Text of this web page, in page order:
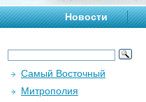
Новости
Самый Восточный
Митрополия